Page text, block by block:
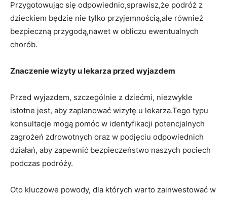
Przygotowując się odpowiednio,sprawisz,że podróż z
dzieckiem będzie nie tylko przyjemnością,ale również
bezpieczną przygodą,nawet w obliczu ewentualnych
chorób.
Znaczenie ⁣wizyty u⁢ lekarza przed wyjazdem
Przed wyjazdem, szczególnie z dziećmi, niezwykle
istotne jest, aby zaplanować wizytę‍ u ⁢lekarza.Tego ⁣typu
konsultacje mogą pomóc⁢ w identyfikacji potencjalnych
zagrożeń‌ zdrowotnych oraz w podjęciu ⁢odpowiednich
działań, aby zapewnić bezpieczeństwo naszych pociech
podczas podróży.
Oto kluczowe powody, dla których​ warto ⁣zainwestować⁤ w